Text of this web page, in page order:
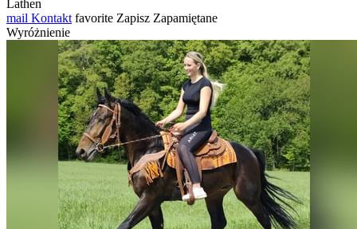
Lathen
mail Kontakt favorite Zapisz Zapamiętane
Wyróżnienie